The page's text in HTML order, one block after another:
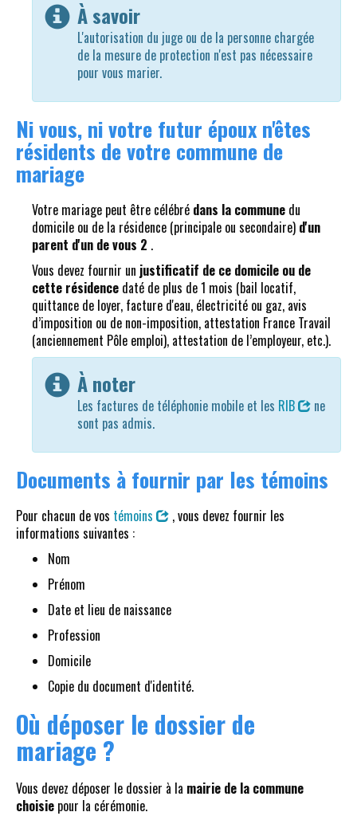
À savoir
L'autorisation du juge ou de la personne chargée
de la mesure de protection n'est pas nécessaire
pour vous marier.
Ni vous, ni votre futur époux n'êtes
résidents de votre commune de
mariage
Votre mariage peut être célébré dans la commune du
domicile ou de la résidence (principale ou secondaire) d'un
parent d'un de vous 2 .
Vous devez fournir un justificatif de ce domicile ou de
cette résidence daté de plus de 1 mois (bail locatif,
quittance de loyer, facture d'eau, électricité ou gaz, avis
d’imposition ou de non-imposition, attestation France Travail
(anciennement Pôle emploi), attestation de l’employeur, etc.).
À noter
Les factures de téléphonie mobile et les RIB
ne
sont pas admis.
Documents à fournir par les témoins
Pour chacun de vos témoins
, vous devez fournir les
informations suivantes :
Nom
Prénom
Date et lieu de naissance
Profession
Domicile
Copie du document d'identité.
Où déposer le dossier de
mariage ?
Vous devez déposer le dossier à la mairie de la commune
choisie pour la cérémonie.